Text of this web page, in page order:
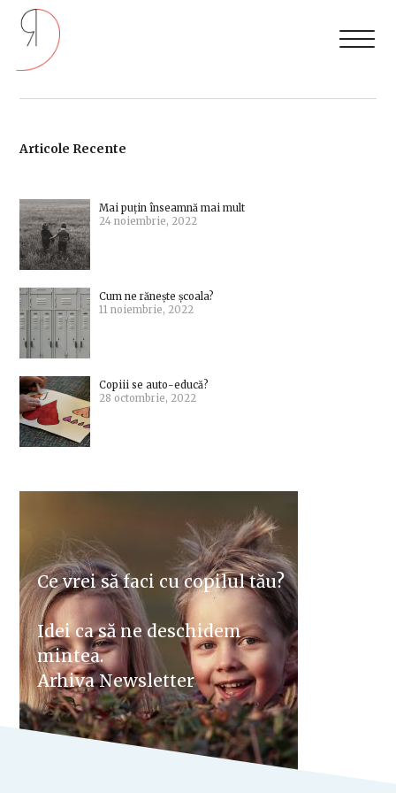
Articole Recente
Mai puțin înseamnă mai mult
24 noiembrie, 2022
Cum ne rănește școala?
11 noiembrie, 2022
Copiii se auto-educă?
28 octombrie, 2022
Ce vrei să faci cu copilul tău?
Idei ca să ne deschidem
mintea.
Arhiva Newsletter